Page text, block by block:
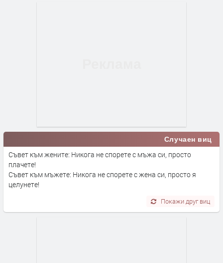
Случаен виц
Съвет към жените: Никога не спорете с мъжа си, просто
плачете!
Съвет към мъжете: Никога не спорете с жена си, просто я
целунете!
Покажи друг виц